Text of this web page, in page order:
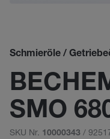
Schmieröle /
SMO
SKU Nr. 10000343 /